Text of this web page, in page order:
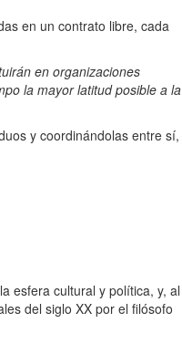
en un contrato libre, cada
en organizaciones
la mayor latitud posible a la
y coordinándolas entre sí,
esfera cultural y política, y, al
del siglo XX por el filósofo